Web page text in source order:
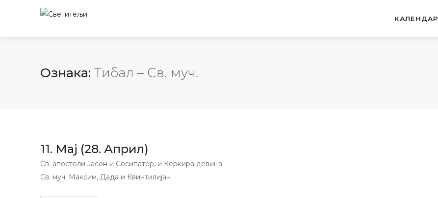
КАЛЕНДАР
Ознака: Тибал – Св. муч.
11. Мај (28. Април)
Св. апостоли Јасон и Сосипатер, и Керкира девица
Св. муч. Максим, Дада и Квинтилијан